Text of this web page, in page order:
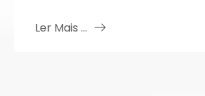
Ler Mais ...